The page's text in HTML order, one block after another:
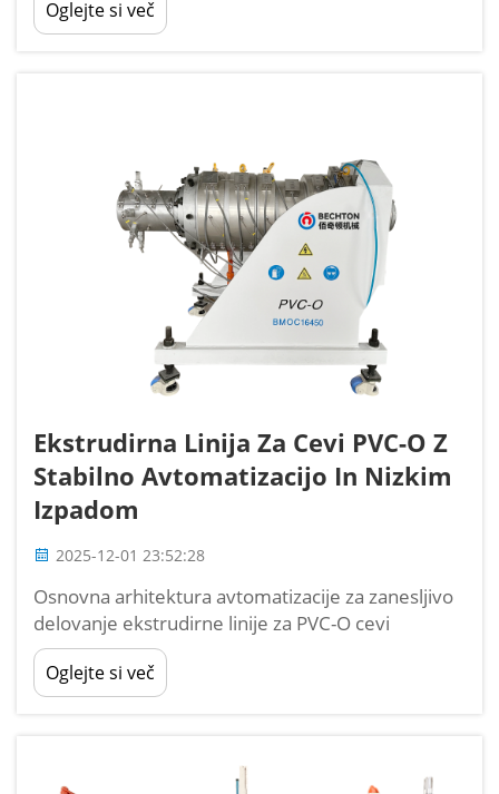
od amorfnega PVC do visoko trdnih, odpornih
proti razpokam PVC-O Ko je amorfni PVC biaxialno
Oglejte si več
Ekstrudirna Linija Za Cevi PVC-O Z
Stabilno Avtomatizacijo In Nizkim
Izpadom
2025-12-01 23:52:28
Osnovna arhitektura avtomatizacije za zanesljivo
delovanje ekstrudirne linije za PVC-O cevi
Sinhronizacija procesov pod nadzorom PLC in
sistemi zaprtje zank s povratno informacijo PLC
predstavlja osrednji nadzorni sistem za današnje
Oglejte si več